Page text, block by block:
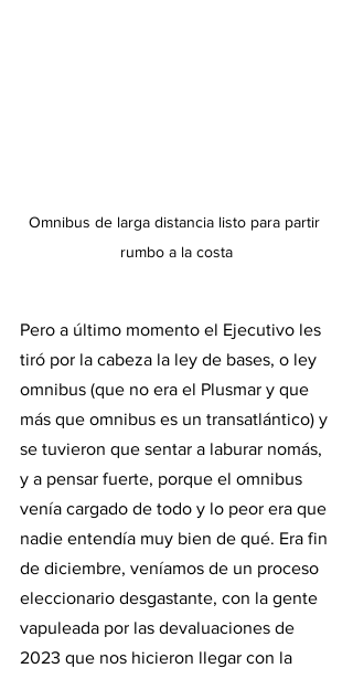
Omnibus de larga distancia listo para partir
rumbo a la costa
Pero a último momento el Ejecutivo les
tiró por la cabeza la ley de bases, o ley
omnibus (que no era el Plusmar y que
más que omnibus es un transatlántico) y
se tuvieron que sentar a laburar nomás,
y a pensar fuerte, porque el omnibus
venía cargado de todo y lo peor era que
nadie entendía muy bien de qué. Era fin
de diciembre, veníamos de un proceso
eleccionario desgastante, con la gente
vapuleada por las devaluaciones de
2023 que nos hicieron llegar con la